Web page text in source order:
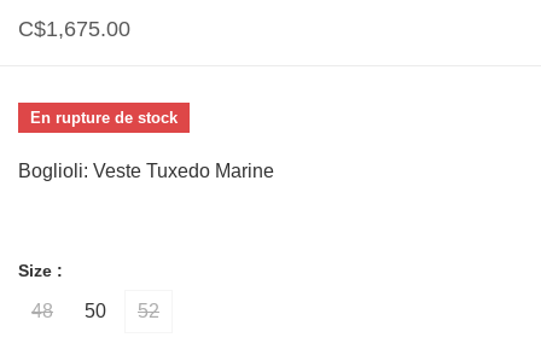
C$1,675.00
En rupture de stock
Boglioli: Veste Tuxedo Marine
Size :
48 50 52